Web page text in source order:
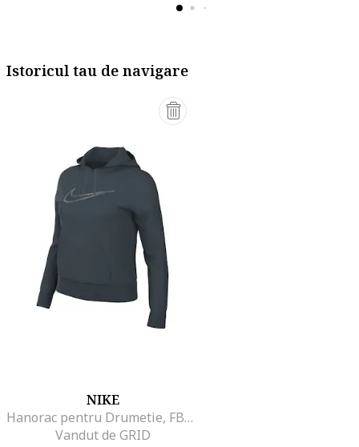
Istoricul tau de navigare
NIKE
Hanorac pentru Drumetie, FB8763-328, Verde, Verde
Vandut de GRID